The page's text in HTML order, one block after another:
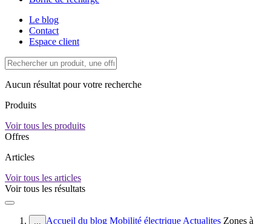
Le blog
Contact
Espace client
Aucun résultat pour votre recherche
Produits
Voir tous les produits
Offres
Articles
Voir tous les articles
Voir tous les résultats
... Accueil du blog Mobilité électrique Actualites Zones à